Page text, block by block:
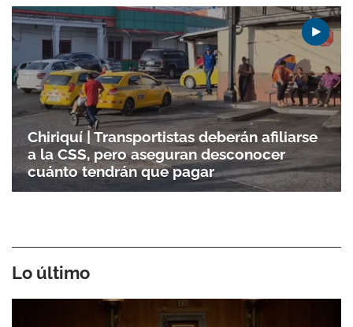
Chiriquí | Transportistas deberán afiliarse
a la CSS, pero aseguran desconocer
cuánto tendrán que pagar
Lo último